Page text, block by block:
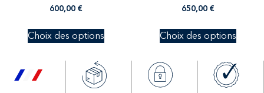
600,00 €
Choix des options
650,00 €
Choix des options